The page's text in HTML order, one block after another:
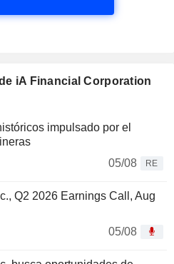
iA Financial Corporation
impulsado por el
05/08
RE
Q2 2026 Earnings Call, Aug
05/08